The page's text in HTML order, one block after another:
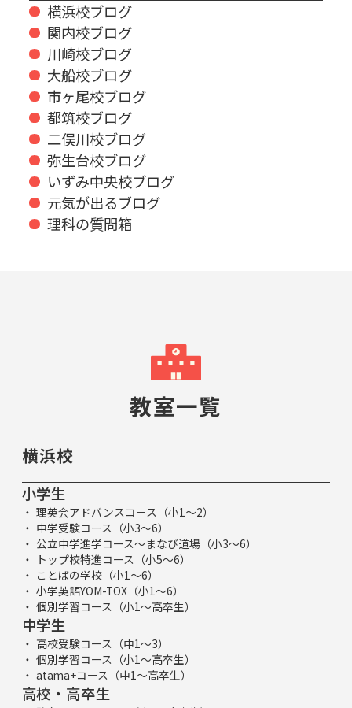
横浜校ブログ
関内校ブログ
川崎校ブログ
大船校ブログ
市ヶ尾校ブログ
都筑校ブログ
二俣川校ブログ
弥生台校ブログ
いずみ中央校ブログ
元気が出るブログ
理科の質問箱
教室一覧
横浜校
小学生
理英会アドバンスコース（小1～2）
中学受験コース（小3～6）
公立中学進学コース～まなび道場（小3～6）
トップ校特進コース（小5～6）
ことばの学校（小1～6）
小学英語YOM-TOX（小1～6）
個別学習コース（小1～高卒生）
中学生
高校受験コース（中1～3）
個別学習コース（小1～高卒生）
atama+コース（中1～高卒生）
高校・高卒生